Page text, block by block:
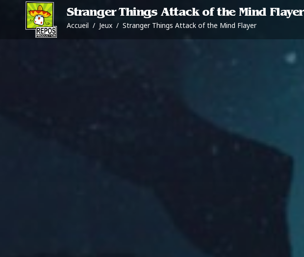
Stranger Things Attack of the Mind Flayer
Accueil / Jeux / Stranger Things Attack of the Mind Flayer